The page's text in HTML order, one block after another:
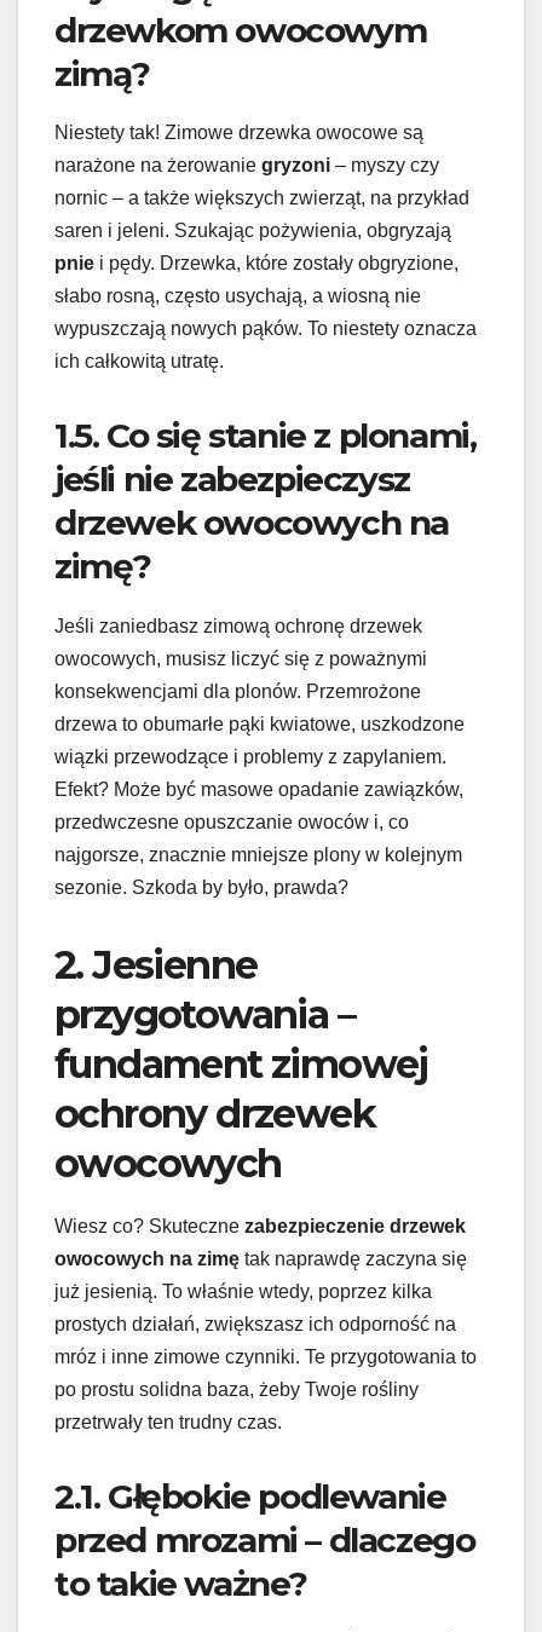
drzewkom owocowym
zimą?
Niestety tak! Zimowe drzewka owocowe są
narażone na żerowanie gryzoni – myszy czy
nornic – a także większych zwierząt, na przykład
saren i jeleni. Szukając pożywienia, obgryzają
pnie i pędy. Drzewka, które zostały obgryzione,
słabo rosną, często usychają, a wiosną nie
wypuszczają nowych pąków. To niestety oznacza
ich całkowitą utratę.
1.5. Co się stanie z plonami,
jeśli nie zabezpieczysz
drzewek owocowych na
zimę?
Jeśli zaniedbasz zimową ochronę drzewek
owocowych, musisz liczyć się z poważnymi
konsekwencjami dla plonów. Przemrożone
drzewa to obumarłe pąki kwiatowe, uszkodzone
wiązki przewodzące i problemy z zapylaniem.
Efekt? Może być masowe opadanie zawiązków,
przedwczesne opuszczanie owoców i, co
najgorsze, znacznie mniejsze plony w kolejnym
sezonie. Szkoda by było, prawda?
2. Jesienne
przygotowania –
fundament zimowej
ochrony drzewek
owocowych
Wiesz co? Skuteczne zabezpieczenie drzewek
owocowych na zimę tak naprawdę zaczyna się
już jesienią. To właśnie wtedy, poprzez kilka
prostych działań, zwiększasz ich odporność na
mróz i inne zimowe czynniki. Te przygotowania to
po prostu solidna baza, żeby Twoje rośliny
przetrwały ten trudny czas.
2.1. Głębokie podlewanie
przed mrozami – dlaczego
to takie ważne?